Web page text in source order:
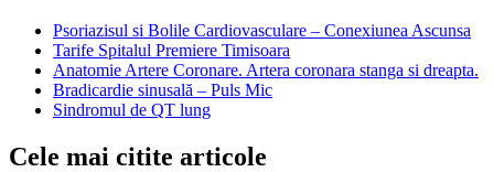
Psoriazisul si Bolile Cardiovasculare – Conexiunea Ascunsa
Tarife Spitalul Premiere Timisoara
Anatomie Artere Coronare. Artera coronara stanga si dreapta.
Bradicardie sinusală – Puls Mic
Sindromul de QT lung
Cele mai citite articole